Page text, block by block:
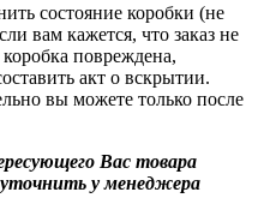
состояние коробки (не
вам кажется, что заказ не
повреждена,
акт о вскрытии.
вы можете только после
Вас товара
у менеджера